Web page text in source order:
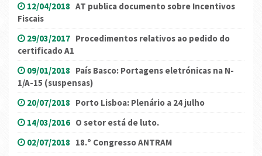
12/04/2018 AT publica documento sobre Incentivos
Fiscais
29/03/2017 Procedimentos relativos ao pedido do
certificado A1
09/01/2018 País Basco: Portagens eletrónicas na N-
1/A-15 (suspensas)
20/07/2018 Porto Lisboa: Plenário a 24 julho
14/03/2016 O setor está de luto.
02/07/2018 18.º Congresso ANTRAM